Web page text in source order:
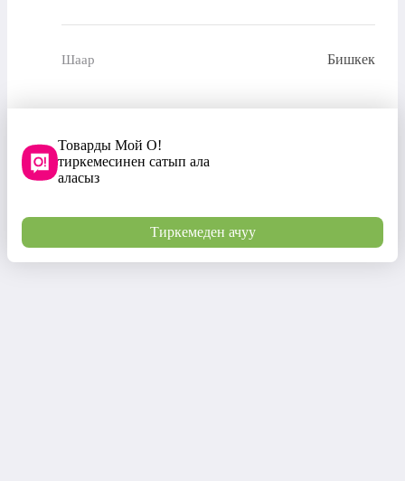
Шаар Бишкек
Товарды Мой О!
тиркемесинен сатып ала
аласыз
Тиркемеден ачуу